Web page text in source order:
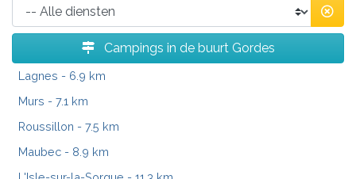
Campings in de buurt Gordes
Lagnes - 6.9 km
Murs - 7.1 km
Roussillon - 7.5 km
Maubec - 8.9 km